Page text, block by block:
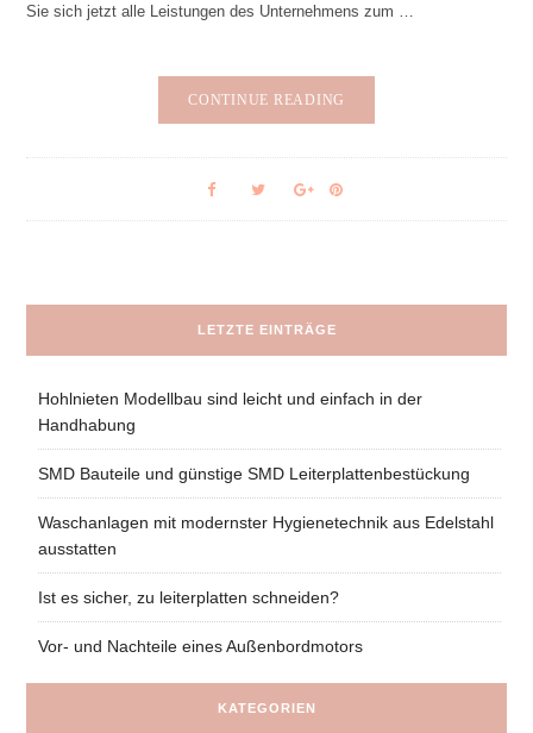
Sie sich jetzt alle Leistungen des Unternehmens zum …
CONTINUE READING
LETZTE EINTRÄGE
Hohlnieten Modellbau sind leicht und einfach in der
Handhabung
SMD Bauteile und günstige SMD Leiterplattenbestückung
Waschanlagen mit modernster Hygienetechnik aus Edelstahl
ausstatten
Ist es sicher, zu leiterplatten schneiden?
Vor- und Nachteile eines Außenbordmotors
KATEGORIEN